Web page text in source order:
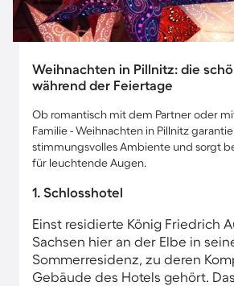
Weihnachten in Pillnitz: die
während der Feiertage
Ob romantisch mit dem Partner oder
Familie - Weihnachten in Pillnitz
stimmungsvolles Ambiente und sorgt
für leuchtende Augen.
1. Schlosshotel
Einst residierte König Friedrich
Sachsen​ hier an der Elbe in
Sommerresidenz, zu deren
Gebäude des Hotels gehört.